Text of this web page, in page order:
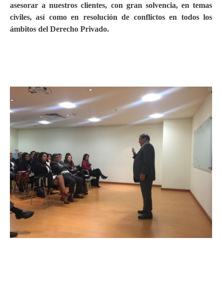
asesorar a nuestros clientes, con gran solvencia, en temas
civiles, así como en resolución de conflictos en todos los
ámbitos del Derecho Privado.